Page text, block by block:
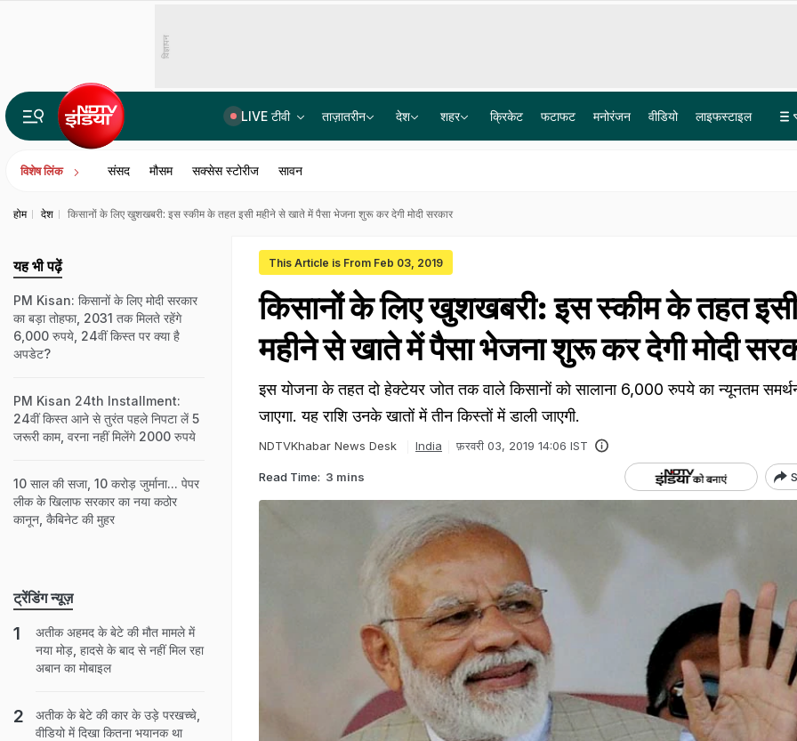
विज्ञापन
LIVE टीवी ताज़ातरीन देश शहर क्रिकेट फटाफट मनोरंजन वीडियो लाइफस्टाइल
विशेष लिंक संसद मौसम सक्सेस स्टोरीज सावन
होम देश किसानों के लिए खुशखबरी: इस स्कीम के तहत इसी महीने से खाते में पैसा भेजना शुरू कर देगी मोदी सरकार
This Article is From Feb 03, 2019
किसानों के लिए खुशखबरी: इस स्कीम के तहत इसी
महीने से खाते में पैसा भेजना शुरू कर देगी मोदी
इस योजना के तहत दो हेक्टेयर जोत तक वाले किसानों को सालाना 6,000 रुपये का न्यूनतम
जाएगा. यह राशि उनके खातों में तीन किस्तों में डाली जाएगी.
NDTVKhabar News Desk India फ़रवरी 03, 2019 14:06 IST
Read Time: 3 mins
यह भी पढ़ें
PM Kisan: किसानों के लिए मोदी सरकार
का बड़ा तोहफा, 2031 तक मिलते रहेंगे
6,000 रुपये, 24वीं किस्त पर क्या है
अपडेट?
PM Kisan 24th Installment:
24वीं किस्त आने से तुरंत पहले निपटा लें 5
जरूरी काम, वरना नहीं मिलेंगे 2000 रुपये
10 साल की सजा, 10 करोड़ जुर्माना... पेपर
लीक के खिलाफ सरकार का नया कठोर
कानून, कैबिनेट की मुहर
ट्रेंडिंग न्यूज़
अतीक अहमद के बेटे की मौत मामले में
नया मोड़, हादसे के बाद से नहीं मिल रहा
अबान का मोबाइल
अतीक के बेटे की कार के उड़े परखच्चे,
वीडियो में दिखा कितना भयानक था